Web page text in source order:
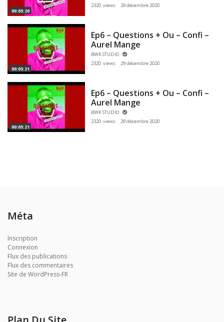
00:05:20
2320 views
29 décembre 2020
00:05:21
Ep6 – Questions + Ou – Confi –
Aurel Mange
BWK STUDIO
2320 views
29 décembre 2020
00:05:21
Ep6 – Questions + Ou – Confi –
Aurel Mange
BWK STUDIO
2320 views
29 décembre 2020
Méta
Inscription
Connexion
Flux des publications
Flux des commentaires
Site de WordPress-FR